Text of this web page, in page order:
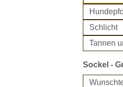
Schlicht
Tannen
Sockel -